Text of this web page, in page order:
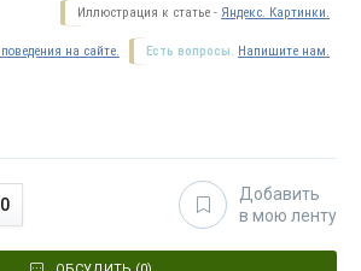
Иллюстрация к статье - Яндекс. Картинки.
Есть вопросы. Напишите нам.
поведения на сайте.
0
Добавить
в мою ленту